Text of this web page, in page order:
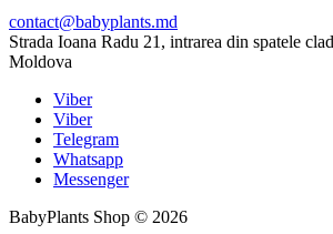
contact@babyplants.md
Strada Ioana Radu 21, intrarea din spatele
Moldova
Viber
Viber
Telegram
Whatsapp
Messenger
BabyPlants Shop © 2026